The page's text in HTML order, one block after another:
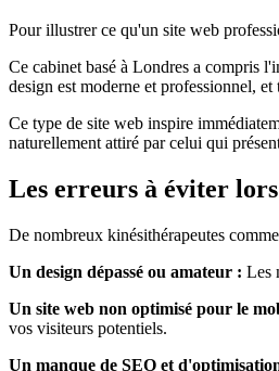
Pour illustrer ce qu'un site web
Ce cabinet basé à Londres a compris
design est moderne et professionnel,
Ce type de site web inspire
naturellement attiré par celui qui
Les erreurs à éviter
De nombreux kinésithérapeutes
Un design dépassé ou amateur : Les
Un site web non optimisé pour le
vos visiteurs potentiels.
Un manque de SEO et